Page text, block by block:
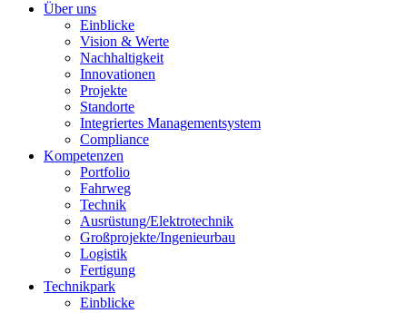
Über uns
Einblicke
Vision & Werte
Nachhaltigkeit
Innovationen
Projekte
Standorte
Integriertes Managementsystem
Compliance
Kompetenzen
Portfolio
Fahrweg
Technik
Ausrüstung/Elektrotechnik
Großprojekte/Ingenieurbau
Logistik
Fertigung
Technikpark
Einblicke